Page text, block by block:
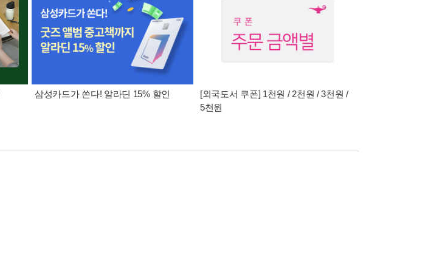
삼성카드가 쏜다! 알라딘 15% 할인
[외국도서 쿠폰] 1천원 / 2천원 / 3천원 /
5천원